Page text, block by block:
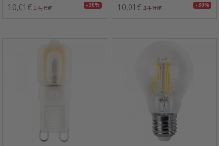
10,01€ 14,30€ - 30% 10,01€ 14,30€ - 30%